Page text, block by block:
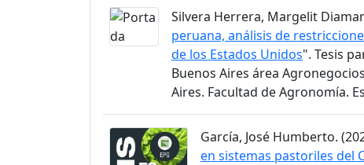
Silvera Herrera, Margelit
peruana, análisis de
de los Estados Unidos". Tesis
Buenos Aires área
Aires. Facultad de Agronomía.
García, José Humberto.
en sistemas pastoriles del